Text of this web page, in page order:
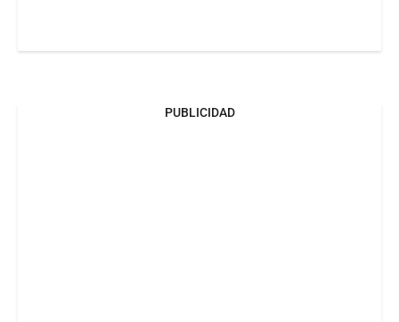
PUBLICIDAD